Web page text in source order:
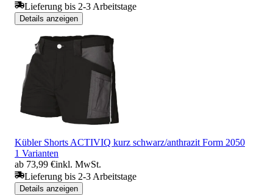
Lieferung bis 2-3 Arbeitstage
Details anzeigen
Kübler Shorts ACTIVIQ kurz schwarz/anthrazit Form 2050
1 Varianten
ab 73,99 €inkl. MwSt.
Lieferung bis 2-3 Arbeitstage
Details anzeigen